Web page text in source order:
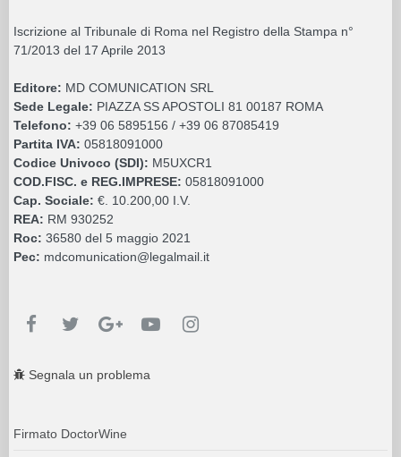
Iscrizione al Tribunale di Roma nel Registro della Stampa n°
71/2013 del 17 Aprile 2013
Editore: MD COMUNICATION SRL
Sede Legale: PIAZZA SS APOSTOLI 81 00187 ROMA
Telefono: +39 06 5895156 / +39 06 87085419
Partita IVA: 05818091000
Codice Univoco (SDI): M5UXCR1
COD.FISC. e REG.IMPRESE: 05818091000
Cap. Sociale: €. 10.200,00 I.V.
REA: RM 930252
Roc: 36580 del 5 maggio 2021
Pec: mdcomunication@legalmail.it
Segnala un problema
Firmato DoctorWine